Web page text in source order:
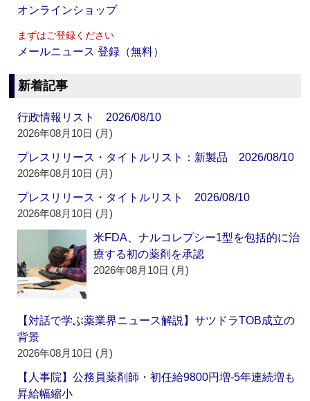
オンラインショップ
まずはご登録ください
メールニュース 登録（無料）
新着記事
行政情報リスト 2026/08/10
2026年08月10日 (月)
プレスリリース・タイトルリスト：新製品 2026/08/10
2026年08月10日 (月)
プレスリリース・タイトルリスト 2026/08/10
2026年08月10日 (月)
米FDA、ナルコレプシー1型を包括的に治
療する初の薬剤を承認
2026年08月10日 (月)
【対話で学ぶ薬業界ニュース解説】サツドラTOB成立の
背景
2026年08月10日 (月)
【人事院】公務員薬剤師・初任給9800円増‐5年連続増も
昇給幅縮小